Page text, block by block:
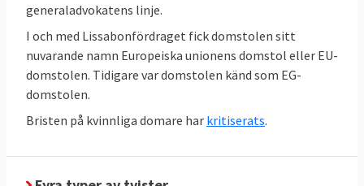
EU-kommissionen stämmer Sverige 33-5,
2 delvis, 1 ogilligtförklarad
9 november 2023Sverige förloradeEU-
kommissionen stämde Sverige för att inte i
tid infört ändringar i vapendirektiv (EU)
generaladvokatens linje.
I och med Lissabonfördraget fick domstolen sitt
nuvarande namn Europeiska unionens domstol eller EU-
domstolen. Tidigare var domstolen känd som EG-
domstolen.
Bristen på kvinnliga domare har kritiserats.